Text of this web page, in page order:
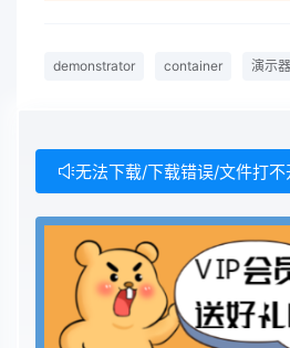
demonstrator container 演示器
无法下载/下载错误/文件打不